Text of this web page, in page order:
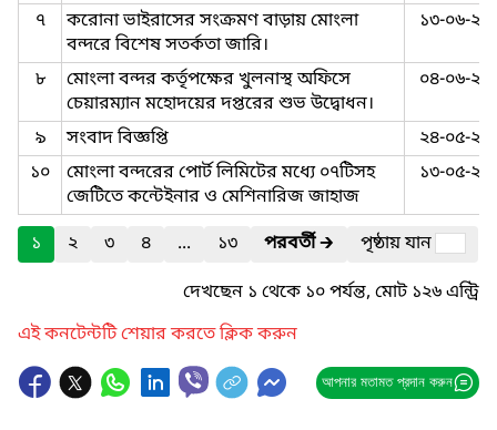
৭
করোনা ভাইরাসের সংক্রমণ বাড়ায় মোংলা
বন্দরে বিশেষ সতর্কতা জারি।
১৩-০৬-
৮
মোংলা বন্দর কর্তৃপক্ষের খুলনাস্থ অফিসে
চেয়ারম্যান মহোদয়ের দপ্তরের শুভ উদ্বোধন।
০৪-০৬-
৯ সংবাদ বিজ্ঞপ্তি
২৪-০৫-
১০
মোংলা বন্দরের পোর্ট লিমিটের মধ্যে ০৭টিসহ
জেটিতে কন্টেইনার ও মেশিনারিজ জাহাজ
১৩-০৫-
১ ২ ৩ ৪ ... ১৩ পরবর্তী🡲
পৃষ্ঠায় যান
দেখছেন ১ থেকে ১০ পর্যন্ত, মোট ১২৬ এন্ট্রি
এই কনটেন্টটি শেয়ার করতে ক্লিক করুন
আপনার মতামত প্রদান করুন